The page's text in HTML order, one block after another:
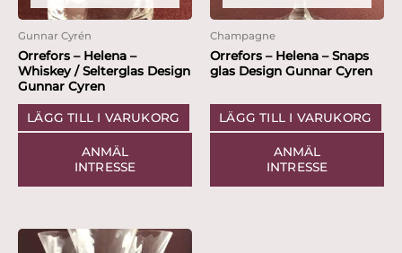
Gunnar Cyrén
Orrefors – Helena –
Whiskey / Selterglas Design
Gunnar Cyren
LÄGG TILL I VARUKORG
ANMÄL
INTRESSE
Champagne
Orrefors – Helena – Snaps
glas Design Gunnar Cyren
LÄGG TILL I VARUKORG
ANMÄL
INTRESSE